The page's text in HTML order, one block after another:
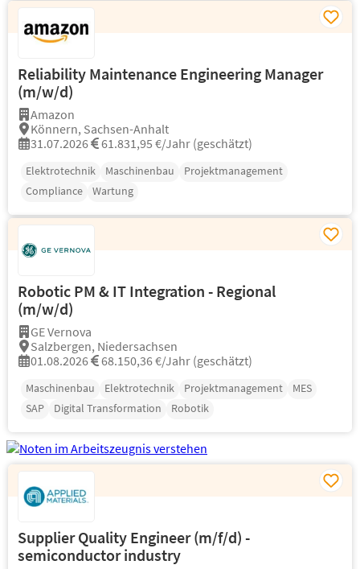
Reliability Maintenance Engineering Manager
(m/w/d)
Amazon
Könnern, Sachsen-Anhalt
31.07.2026
61.831,95 €/Jahr (geschätzt)
Elektrotechnik Maschinenbau
Projektmanagement
Compliance
Wartung
Robotic PM & IT Integration - Regional
(m/w/d)
GE Vernova
Salzbergen, Niedersachsen
01.08.2026
68.150,36 €/Jahr (geschätzt)
Maschinenbau Elektrotechnik Projektmanagement
MES
SAP
Digital Transformation Robotik
Supplier Quality Engineer (m/f/d) -
semiconductor industry